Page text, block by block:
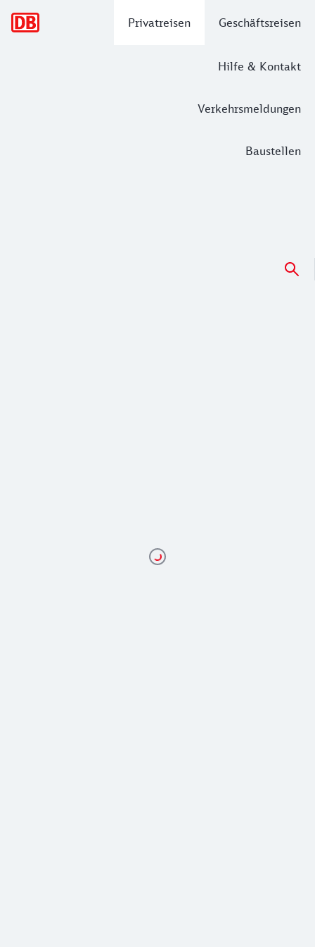
Privatreisen Geschäftsreisen
Hilfe & Kontakt
Verkehrsmeldungen
Baustellen